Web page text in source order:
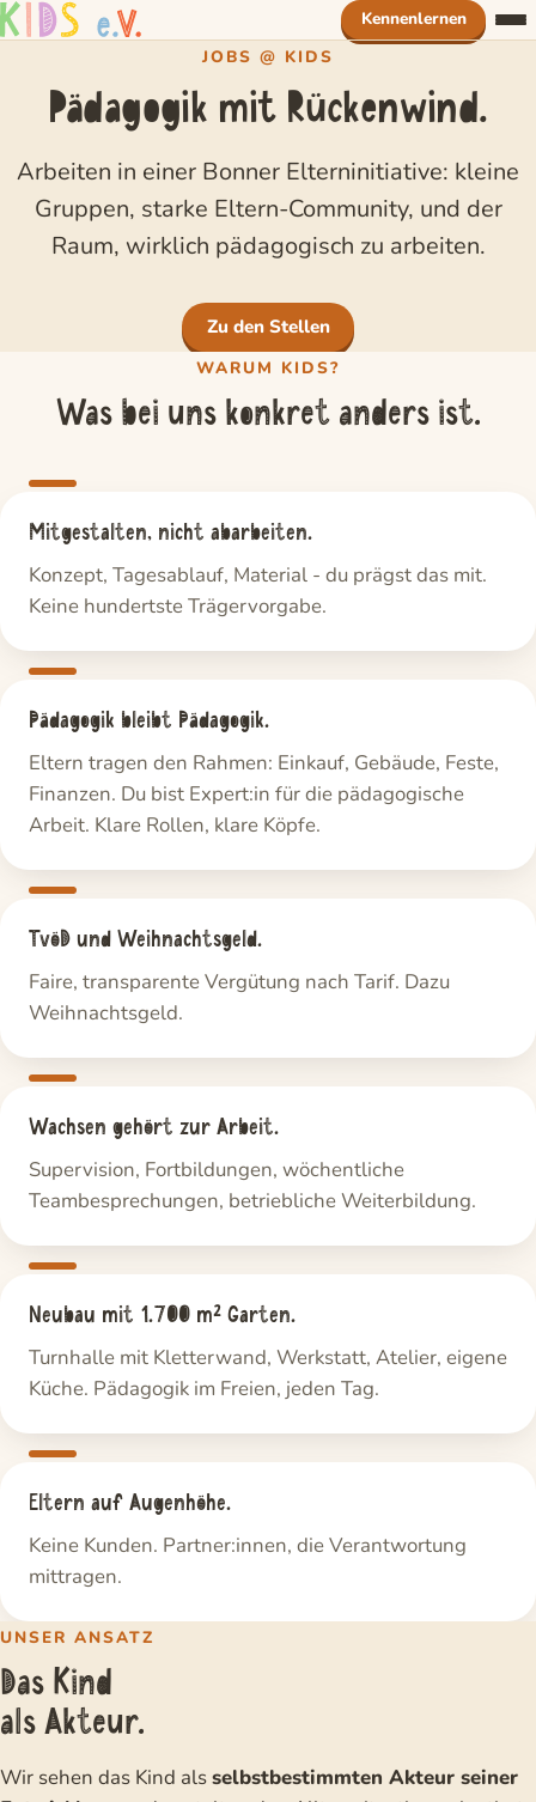
Zum Inhalt springen
Alltag
Unser Haus
Jobs
Kennenlernen
JOBS @ KIDS
Pädagogik mit Rückenwind.
Arbeiten in einer Bonner Elterninitiative: kleine
Gruppen, starke Eltern-Community, und der
Raum, wirklich pädagogisch zu arbeiten.
Zu den Stellen
WARUM KIDS?
Was bei uns konkret anders ist.
Mitgestalten, nicht abarbeiten.
Konzept, Tagesablauf, Material - du prägst das mit.
Keine hundertste Trägervorgabe.
Pädagogik bleibt Pädagogik.
Eltern tragen den Rahmen: Einkauf, Gebäude, Feste,
Finanzen. Du bist Expert:in für die pädagogische
Arbeit. Klare Rollen, klare Köpfe.
TvöD und Weihnachtsgeld.
Faire, transparente Vergütung nach Tarif. Dazu
Weihnachtsgeld.
Wachsen gehört zur Arbeit.
Supervision, Fortbildungen, wöchentliche
Teambesprechungen, betriebliche Weiterbildung.
Neubau mit 1.700 m² Garten.
Turnhalle mit Kletterwand, Werkstatt, Atelier, eigene
Küche. Pädagogik im Freien, jeden Tag.
Eltern auf Augenhöhe.
Keine Kunden. Partner:innen, die Verantwortung
mittragen.
UNSER ANSATZ
Das Kind
als Akteur.
Wir sehen das Kind alsselbstbestimmten Akteur seiner